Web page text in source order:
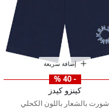
إضافة سريعة
- 40 %
كينزو كيدز
شورت بالشعار باللون الكحلي